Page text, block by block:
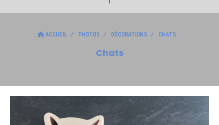
ACCUEIL PHOTOS DÉCORATIONS CHATS
Chats